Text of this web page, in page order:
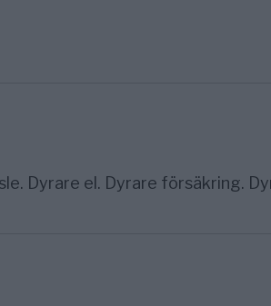
Dyrare el. Dyrare försäkring.